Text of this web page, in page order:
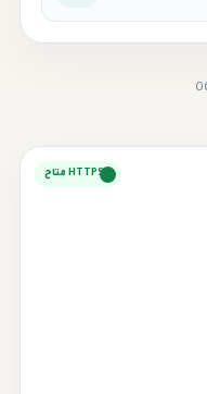
HTTPS متاح